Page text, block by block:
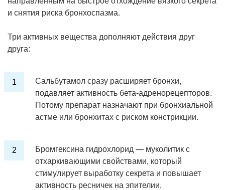
и снятия риска бронхоспазма.
Три активных вещества дополняют действия друг
друга:
Сальбутамол сразу расширяет бронхи,
подавляет активность бета-адренорецепторов.
Потому препарат назначают при бронхиальной
астме или бронхитах с риском констрикции.
Бромгексина гидрохлорид — муколитик с
отхаркивающими свойствами, который
стимулирует выработку секрета и повышает
активность ресничек на эпителии,